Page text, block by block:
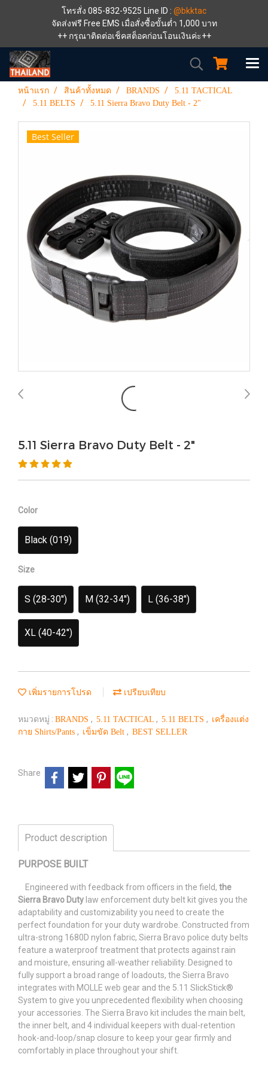
โทรสั่ง 085-832-9525 Line ID : @bkktac
จัดส่งฟรี Free EMS เมื่อสั่งซื้อขั้นต่ำ 1,000 บาท
++ กรุณาติดต่อเช็คสต็อคก่อนโอนเงินค่ะ++
หน้าแรก สินค้าทั้งหมด BRANDS
5.11 TACTICAL
5.11 BELTS
5.11 Sierra Bravo Duty Belt - 2"
Best Seller
5.11 Sierra Bravo Duty Belt - 2"
Color
Black (019)
Size
S (28-30'') M (32-34'') L (36-38'')
XL (40-42'')
เพิ่มรายการโปรด เปรียบเทียบ
หมวดหมู่ : BRANDS , 5.11 TACTICAL , 5.11 BELTS , เครื่องแต่ง
กาย Shirts/Pants , เข็มขัด Belt , BEST SELLER
Share
Product description
PURPOSE BUILT
Engineered with feedback from officers in the field, the
Sierra Bravo Duty law enforcement duty belt kit gives you the
adaptability and customizability you need to create the
perfect foundation for your duty wardrobe. Constructed from
ultra-strong 1680D nylon fabric, Sierra Bravo police duty belts
feature a waterproof treatment that protects against rain
and moisture, ensuring all-weather reliability. Designed to
fully support a broad range of loadouts, the Sierra Bravo
integrates with MOLLE web gear and the 5.11 SlickStick®
System to give you unprecedented flexibility when choosing
your accessories. The Sierra Bravo kit includes the main belt,
the inner belt, and 4 individual keepers with dual-retention
hook-and-loop/snap closure to keep your gear firmly and
comfortably in place throughout your shift.